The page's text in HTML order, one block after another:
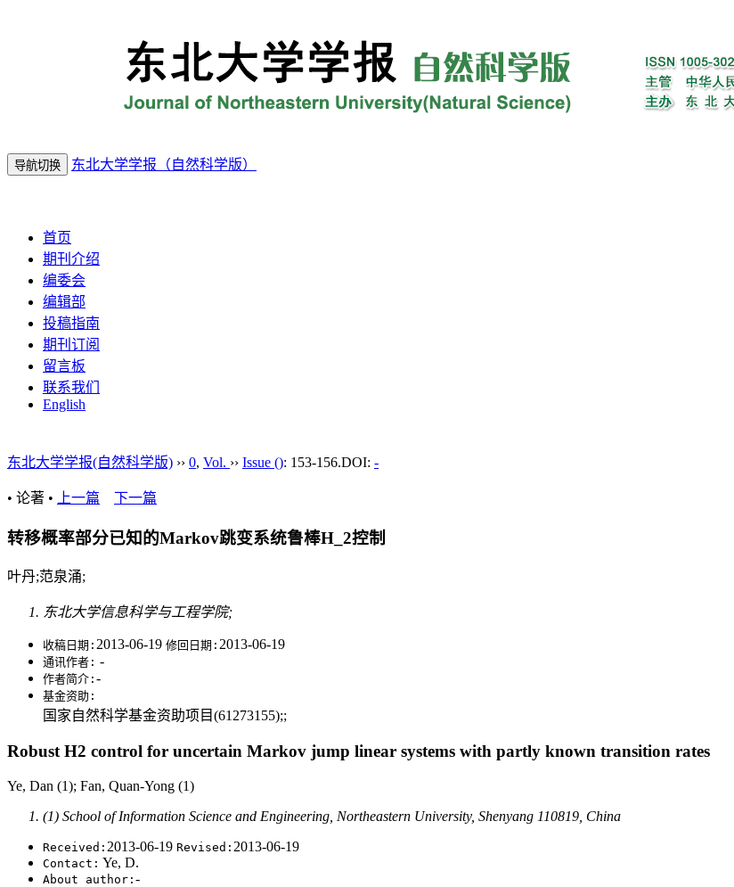
导航切换 东北大学学报（自然科学版）
首页
期刊介绍
编委会
编辑部
投稿指南
期刊订阅
留言板
联系我们
English
东北大学学报(自然科学版) ›› 0, Vol. ›› Issue (): 153-156.DOI: -
• 论著 • 上一篇 下一篇
转移概率部分已知的Markov跳变系统鲁棒H_2控制
叶丹;范泉涌;
东北大学信息科学与工程学院;
收稿日期: 2013-06-19 修回日期: 2013-06-19
通讯作者: -
作者简介: -
基金资助:
国家自然科学基金资助项目(61273155);;
Robust H2 control for uncertain Markov jump linear systems with partly known transition rates
Ye, Dan (1); Fan, Quan-Yong (1)
(1) School of Information Science and Engineering, Northeastern University, Shenyang 110819, China
Received: 2013-06-19 Revised: 2013-06-19
Contact: Ye, D.
About author: -